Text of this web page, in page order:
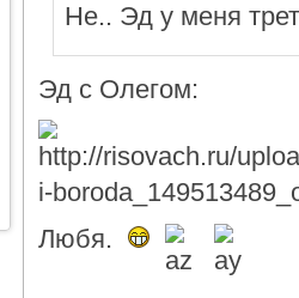
Не.. Эд у меня
Эд с Олегом:
Любя.